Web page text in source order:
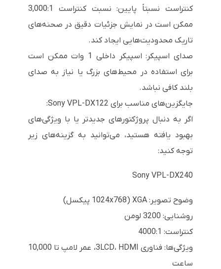
کنتراست نسبتاً پایین: نسبت کنتراست 3,000:1
ممکن است در نمایش جزئیات دقیق در صحنه‌های
تاریک محدودیت‌هایی ایجاد کند.
صدای اسپیکر: اسپیکر داخلی 1 وات ممکن است
برای استفاده در محیط‌های بزرگ یا نیاز به صدای
بلند کافی نباشد.
جایگزین‌های مناسب برای Sony VPL-DX122:
اگر به دنبال پروژکتورهای جدیدتر یا با ویژگی‌های
بهبود یافته هستید، می‌توانید به گزینه‌های زیر
توجه کنید:
Sony VPL-DX240
وضوح تصویر: XGA (1024x768 پیکسل)
روشنایی: 3200 لومن
کنتراست: 4000:1
ویژگی‌ها: فناوری 3LCD، HDMI، عمر لامپ تا 10,000
ساعت